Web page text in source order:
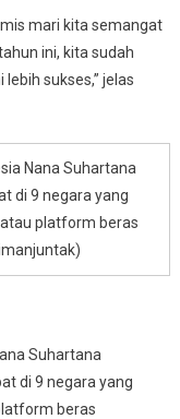
mari kita semangat
ini, kita sudah
sukses,” jelas
Nana Suhartana
di 9 negara yang
platform beras
Suhartana
di 9 negara yang
beras